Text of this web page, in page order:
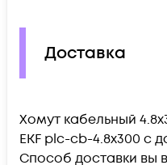
Доставка
Хомут кабельный
EKF plc-cb-4.8x300 c
Способ доставки вы